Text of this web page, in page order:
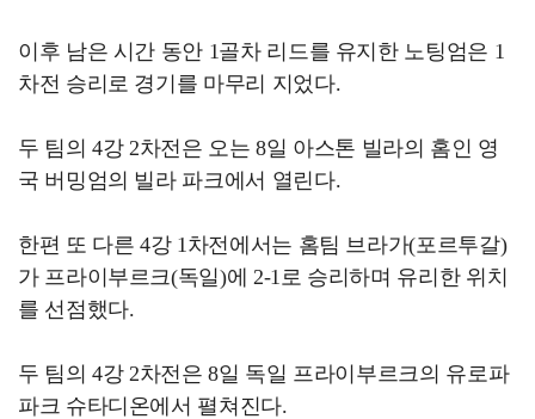
이후 남은 시간 동안 1골차 리드를 유지한 노팅엄은 1
차전 승리로 경기를 마무리 지었다.
두 팀의 4강 2차전은 오는 8일 아스톤 빌라의 홈인 영
국 버밍엄의 빌라 파크에서 열린다.
한편 또 다른 4강 1차전에서는 홈팀 브라가(포르투갈)
가 프라이부르크(독일)에 2-1로 승리하며 유리한 위치
를 선점했다.
두 팀의 4강 2차전은 8일 독일 프라이부르크의 유로파
파크 슈타디온에서 펼쳐진다.